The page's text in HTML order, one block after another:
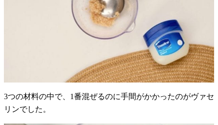
3つの材料の中で、1番混ぜるのに手間がかかったのがヴァセ
リンでした。